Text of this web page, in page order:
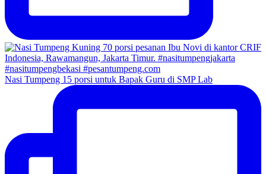
Nasi Tumpeng 15 porsi untuk Bapak Guru di SMP Lab